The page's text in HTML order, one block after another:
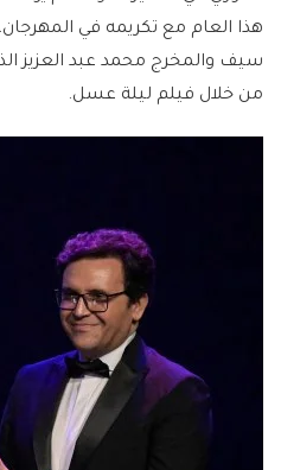
هذا العام مع تكريمه في
سيف والمخرج محمد عبد العزيز
من خلال فيلم ليلة عسل.